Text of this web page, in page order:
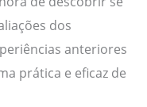
dos
anteriores
prática e eficaz de